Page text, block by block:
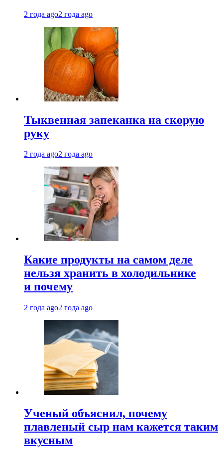
2 года ago2 года ago
Тыквенная запеканка на скорую
руку
2 года ago2 года ago
Какие продукты на самом деле
нельзя хранить в холодильнике
и почему
2 года ago2 года ago
Ученый объяснил, почему
плавленый сыр нам кажется таким
вкусным